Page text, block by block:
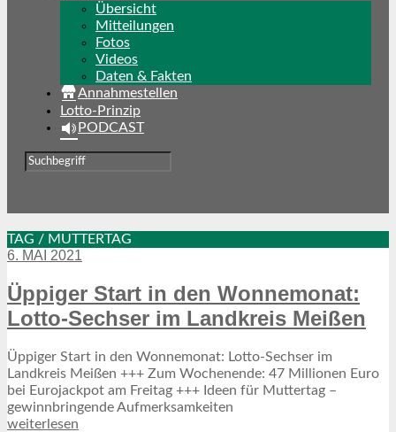
Übersicht
Mitteilungen
Fotos
Videos
Daten & Fakten
Annahmestellen
Lotto-Prinzip
PODCAST
TAG / MUTTERTAG
6. MAI 2021
Üppiger Start in den Wonnemonat:
Lotto-Sechser im Landkreis Meißen
Üppiger Start in den Wonnemonat: Lotto-Sechser im
Landkreis Meißen +++ Zum Wochenende: 47 Millionen Euro
bei Eurojackpot am Freitag +++ Ideen für Muttertag –
gewinnbringende Aufmerksamkeiten
weiterlesen